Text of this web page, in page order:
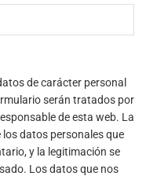
de carácter personal
serán tratados por
de esta web. La
datos personales que
y la legitimación se
Los datos que nos